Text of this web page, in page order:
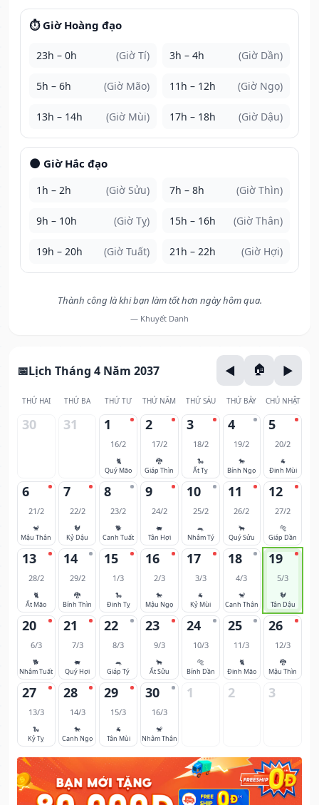
⏱️ Giờ Hoàng đạo
23h – 0h (Giờ Tí) 3h – 4h (Giờ Dần)
5h – 6h (Giờ Mão) 11h – 12h (Giờ Ngọ)
13h – 14h (Giờ Mùi) 17h – 18h (Giờ Dậu)
🌑 Giờ Hắc đạo
1h – 2h (Giờ Sửu) 7h – 8h (Giờ Thìn)
9h – 10h (Giờ Tỵ) 15h – 16h (Giờ Thân)
19h – 20h (Giờ Tuất) 21h – 22h (Giờ Hợi)
Thành công là khi bạn làm tốt hơn ngày hôm qua.
— Khuyết Danh
Lịch Tháng 4 Năm 2037
THỨ HAI THỨ BA THỨ TƯ THỨ NĂM THỨ SÁU THỨ BẢY CHỦ NHẬT
30 31 1
16/2
🐈
Quý Mão
2
17/2
🐉
Giáp Thìn
3
18/2
🐍
Ất Tỵ
4
19/2
🐎
Bính Ngọ
5
20/2
🐐
Đinh Mùi
6
21/2
🐒
Mậu Thân
7
22/2
🐓
Kỷ Dậu
8
23/2
🐕
Canh Tuất
9
24/2
🐖
Tân Hợi
10
25/2
🐀
Nhâm Tý
11
26/2
🐂
Quý Sửu
12
27/2
🐅
Giáp Dần
13
28/2
🐈
Ất Mão
14
29/2
🐉
Bính Thìn
15
1/3
🐍
Đinh Tỵ
16
2/3
🐎
Mậu Ngọ
17
3/3
🐐
Kỷ Mùi
18
4/3
🐒
Canh Thân
19
5/3
🐓
Tân Dậu
20
6/3
🐕
Nhâm Tuất
21
7/3
🐖
Quý Hợi
22
8/3
🐀
Giáp Tý
23
9/3
🐂
Ất Sửu
24
10/3
🐅
Bính Dần
25
11/3
🐈
Đinh Mão
26
12/3
🐉
Mậu Thìn
27
13/3
🐍
Kỷ Tỵ
28
14/3
🐎
Canh Ngọ
29
15/3
🐐
Tân Mùi
30
16/3
🐒
Nhâm Thân
1 2 3